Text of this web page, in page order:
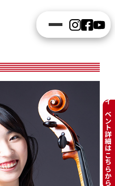
イベント詳細はこちらから